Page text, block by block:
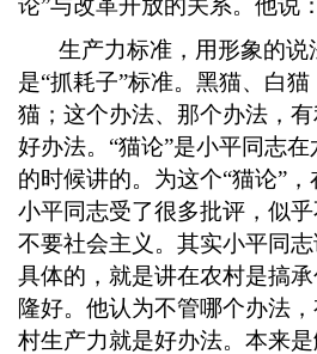
论”与改革开放的关系。他说：
生产力标准，用形象的说
是“抓耗子”标准。黑猫、白
猫；这个办法、那个办法，
好办法。“猫论”是小平同志
的时候讲的。为这个“猫论”，
小平同志受了很多批评，似
不要社会主义。其实小平同
具体的，就是讲在农村是搞
隆好。他认为不管哪个办法
村生产力就是好办法。本来